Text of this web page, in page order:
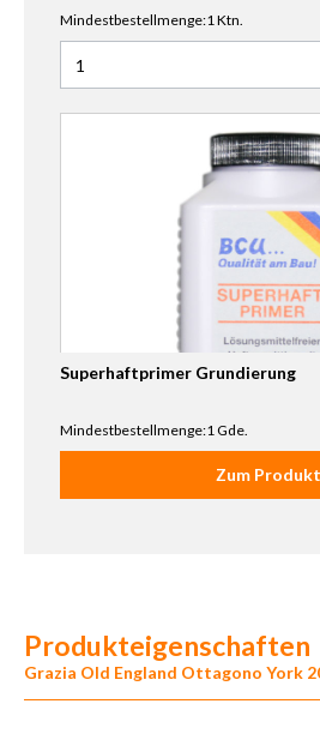
Mindestbestellmenge:1 Ktn.
Anzahl für Grazia Old
Superhaftprimer Grundierung
Mindestbestellmenge:1 Gde.
Zum Produkt
Produkteigenschaften
Grazia Old England Ottagono York